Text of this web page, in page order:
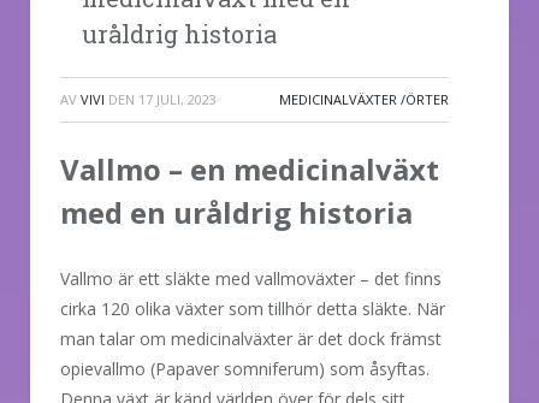
uråldrig historia
AV VIVI DEN 17 JULI, 2023 MEDICINALVÄXTER /ÖRTER
Vallmo – en medicinalväxt
med en uråldrig historia
Vallmo är ett släkte med vallmoväxter – det finns
cirka 120 olika växter som tillhör detta släkte. När
man talar om medicinalväxter är det dock främst
opievallmo (Papaver somniferum) som åsyftas.